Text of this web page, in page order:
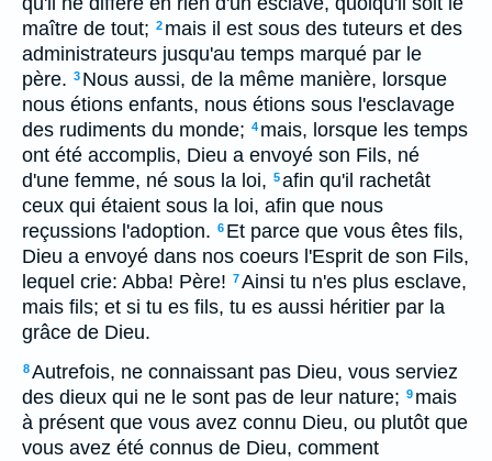
maître de tout; 2 mais il est sous des tuteurs et des
administrateurs jusqu'au temps marqué par le
père. 3 Nous aussi, de la même manière, lorsque
nous étions enfants, nous étions sous l'esclavage
des rudiments du monde; 4 mais, lorsque les temps
ont été accomplis, Dieu a envoyé son Fils, né
d'une femme, né sous la loi, 5afin qu'il rachetât
ceux qui étaient sous la loi, afin que nous
reçussions l'adoption. 6 Et parce que vous êtes fils,
Dieu a envoyé dans nos coeurs l'Esprit de son Fils,
lequel crie: Abba! Père! 7Ainsi tu n'es plus esclave,
mais fils; et si tu es fils, tu es aussi héritier par la
grâce de Dieu.
8Autrefois, ne connaissant pas Dieu, vous serviez
des dieux qui ne le sont pas de leur nature; 9 mais
à présent que vous avez connu Dieu, ou plutôt que
vous avez été connus de Dieu, comment